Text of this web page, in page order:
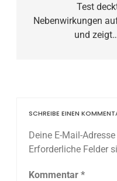
Test
Nebenwirkungen
und
SCHREIBE EINEN
Deine E-Mail-
Erforderliche Felder
Kommentar *